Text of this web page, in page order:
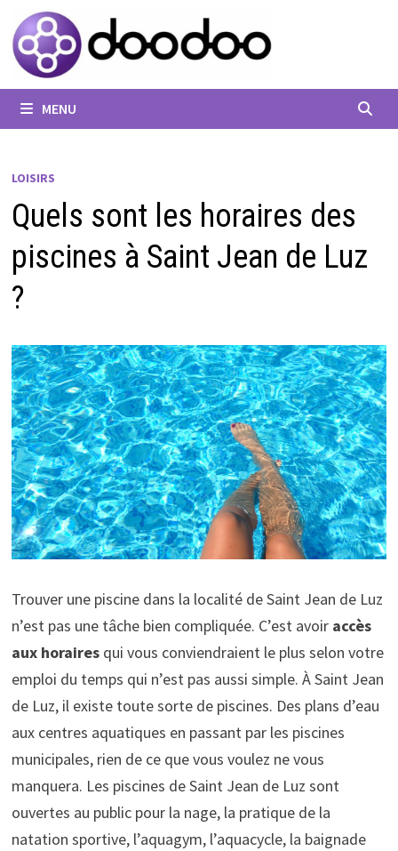
Passer
au
contenu
MENU
LOISIRS
Quels sont les horaires des
piscines à Saint Jean de Luz
?
Trouver une piscine dans la localité de Saint Jean de Luz
n’est pas une tâche bien compliquée. C’est avoir accès
aux horairesqui vous conviendraient le plus selon votre
emploi du temps qui n’est pas aussi simple. À Saint Jean
de Luz, il existe toute sorte de piscines. Des plans d’eau
aux centres aquatiques en passant par les piscines
municipales, rien de ce que vous voulez ne vous
manquera. Les piscines de Saint Jean de Luz sont
ouvertes au public pour la nage, la pratique de la
natation sportive, l’aquagym, l’aquacycle, la baignade